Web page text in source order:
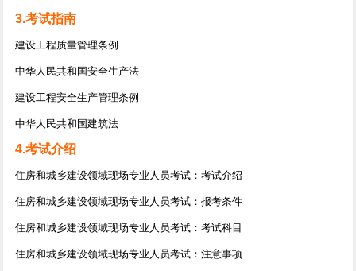
3.考试指南
建设工程质量管理条例
中华人民共和国安全生产法
建设工程安全生产管理条例
中华人民共和国建筑法
4.考试介绍
住房和城乡建设领域现场专业人员考试：考试介绍
住房和城乡建设领域现场专业人员考试：报考条件
住房和城乡建设领域现场专业人员考试：考试科目
住房和城乡建设领域现场专业人员考试：注意事项